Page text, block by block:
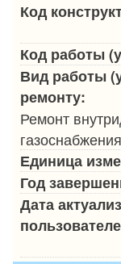
Код
Код работы
Вид работы
ремонту:
Ремонт
газоснабжения
Единица
Год
Дата